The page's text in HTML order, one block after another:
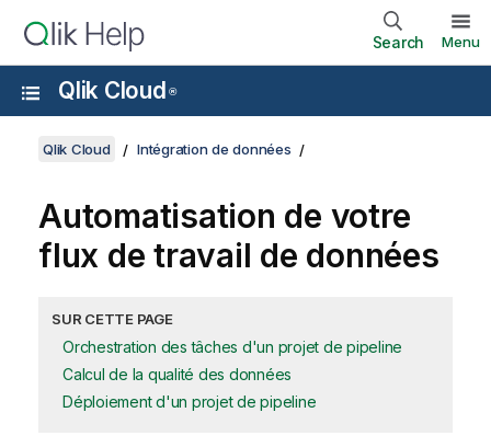
Search Menu
Qlik Cloud ®
Qlik Cloud Intégration de données
Automatisation de votre
flux de travail de données
SUR CETTE PAGE
Orchestration des tâches d'un projet de pipeline
Calcul de la qualité des données
Déploiement d'un projet de pipeline